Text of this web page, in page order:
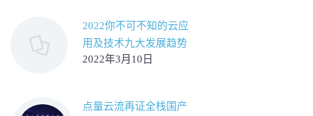
2022你不可不知的云应
用及技术九大发展趋势
2022年3月10日
点量云流再证全栈国产